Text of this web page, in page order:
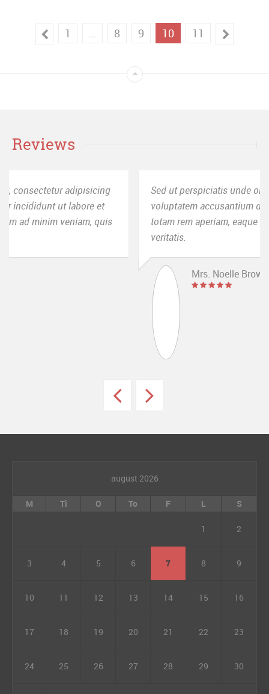
1 … 8 9 10 11
Reviews
Sed ut perspiciatis unde omnis iste natus error sit
voluptatem accusantium doloremque laudantium,
totam rem aperiam, eaque ipsa quae ab illo inventore
august 2026
M Ti O To F L S
1 2
3 4 5 6 7 8 9
10 11 12 13 14 15 16
17 18 19 20 21 22 23
24 25 26 27 28 29 30